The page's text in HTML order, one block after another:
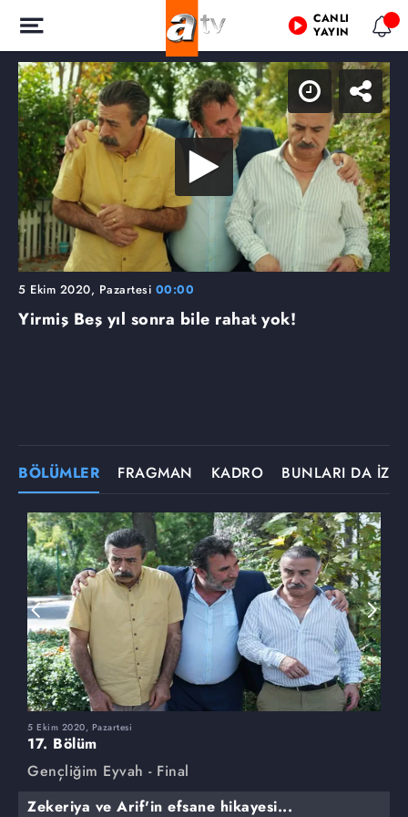
CANLI
YAYIN
5 Ekim 2020, Pazartesi 00:00
Yirmiş Beş yıl sonra bile rahat yok!
BÖLÜMLER FRAGMAN KADRO BUNLARI DA İZLE
5 Ekim 2020, Pazartesi
17. Bölüm
Gençliğim Eyvah - Final
Zekeriya ve Arif'in efsane hikayesi...